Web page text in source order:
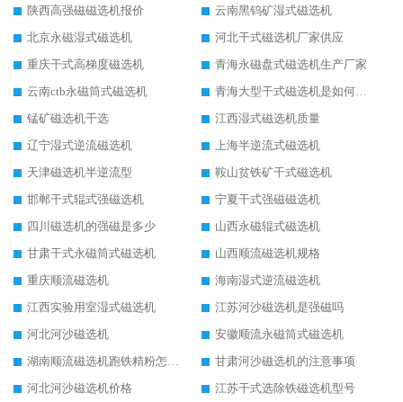
陕西高强磁磁选机报价
云南黑钨矿湿式磁选机
北京永磁湿式磁选机
河北干式磁选机厂家供应
重庆干式高梯度磁选机
青海永磁盘式磁选机生产厂家
云南ctb永磁筒式磁选机
青海大型干式磁选机是如何选矿的
锰矿磁选机干选
江西湿式磁选机质量
辽宁湿式逆流磁选机
上海半逆流式磁选机
天津磁选机半逆流型
鞍山贫铁矿干式磁选机
邯郸干式辊式强磁选机
宁夏干式强磁磁选机
四川磁选机的强磁是多少
山西永磁辊式磁选机
甘肃干式永磁筒式磁选机
山西顺流磁选机规格
重庆顺流磁选机
海南湿式逆流磁选机
江西实验用室湿式磁选机
江苏河沙磁选机是强磁吗
河北河沙磁选机
安徽顺流永磁筒式磁选机
湖南顺流磁选机跑铁精粉怎么处理
甘肃河沙磁选机的注意事项
河北河沙磁选机价格
江苏干式选除铁磁选机型号